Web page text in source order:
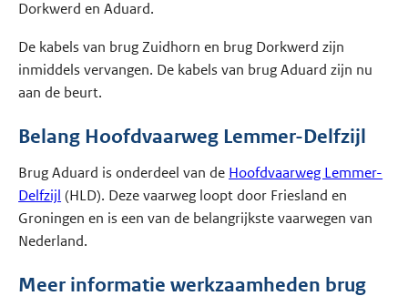
Dorkwerd en Aduard.
De kabels van brug Zuidhorn en brug Dorkwerd zijn
inmiddels vervangen. De kabels van brug Aduard zijn nu
aan de beurt.
Belang Hoofdvaarweg Lemmer-Delfzijl
Brug Aduard is onderdeel van de Hoofdvaarweg Lemmer-
Delfzijl (HLD). Deze vaarweg loopt door Friesland en
Groningen en is een van de belangrijkste vaarwegen van
Nederland.
Meer informatie werkzaamheden brug